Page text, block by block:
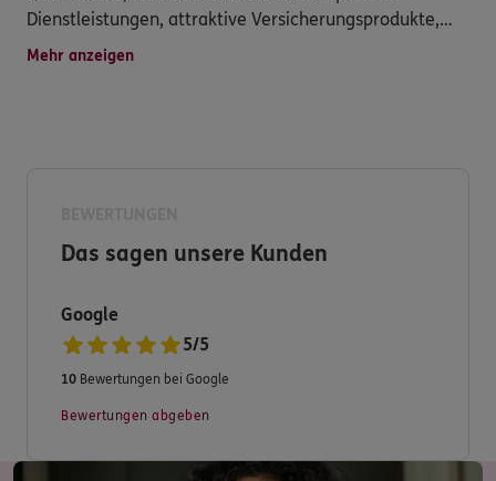
Dienstleistungen, attraktive Versicherungsprodukte,
persönliche Betreuung, schnelle Schadensregulierung
Mehr anzeigen
Das sagen unsere Kunden
Google
5/5
10 Bewertungen bei Google
Bewertungen abgeben